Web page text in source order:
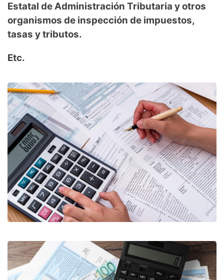
Estatal de Administración Tributaria y otros
organismos de inspección de impuestos,
tasas y tributos.
Etc.